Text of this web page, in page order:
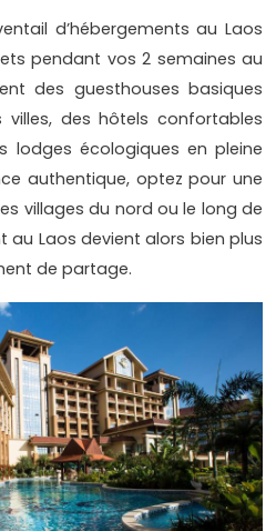
d’hébergements au Laos
pendant vos 2 semaines au
des guesthouses basiques
des hôtels confortables
lodges écologiques en pleine
authentique, optez pour une
villages du nord ou le long de
au Laos devient alors bien plus
de partage.